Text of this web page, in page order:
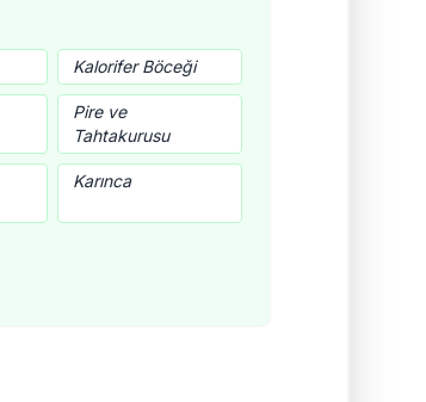
Kalorifer Böceği
Pire ve
Tahtakurusu
Karınca